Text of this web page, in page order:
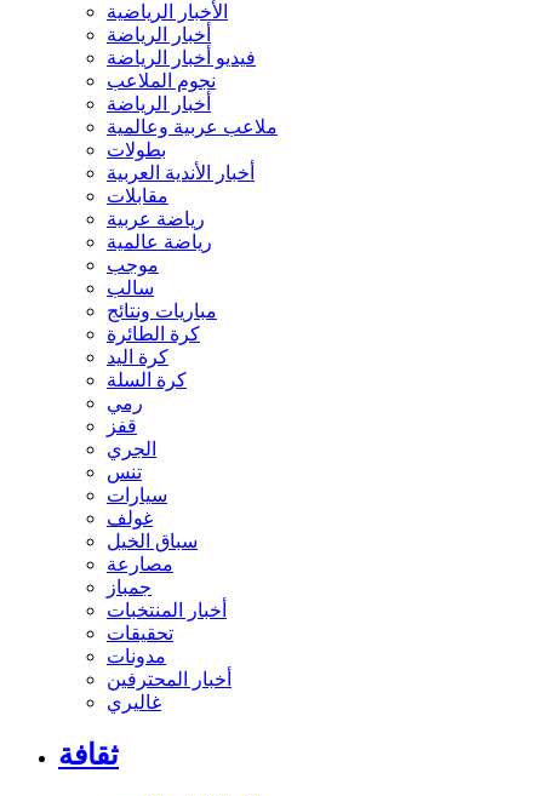
الأخبار الرياضية
أخبار الرياضة
فيديو أخبار الرياضة
نجوم الملاعب
أخبار الرياضة
ملاعب عربية وعالمية
بطولات
أخبار الأندية العربية
مقابلات
رياضة عربية
رياضة عالمية
موجب
سالب
مباريات ونتائج
كرة الطائرة
كرة اليد
كرة السلة
رمي
قفز
الجري
تنس
سيارات
غولف
سباق الخيل
مصارعة
جمباز
أخبار المنتخبات
تحقيقات
مدونات
أخبار المحترفين
غاليري
ثقافة